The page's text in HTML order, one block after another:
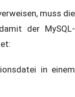
muss die
der MySQL-
in einem